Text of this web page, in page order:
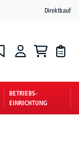
Direktkauf
BETRIEBS-
EINRICHTUNG